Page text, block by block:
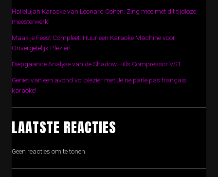
Hallelujah Karaoke van Leonard Cohen: Zing mee met dit tijdloze
meesterwerk!
Maak je Feest Compleet: Huur een Karaoke Machine voor
Onvergetelijk Plezier!
Diepgaande Analyse van de Shadow Hills Compressor VST
Geniet van een avond vol plezier met Je ne parle pas français
karaoke!
LAATSTE REACTIES
Geen reacties om te tonen.